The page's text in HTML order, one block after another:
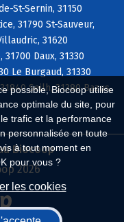
possible, Biocoop utilise
optimale du site, pour
trafic et la performance
personnalisée en toute
à tout moment en
pour vous ?
les cookies
St-Sernin, 31150
31790 St-Sauveur,
31620
Daux, 31330
Le Burgaud, 31330
Seilh, 31380 Bazus,
Biocoop
2026